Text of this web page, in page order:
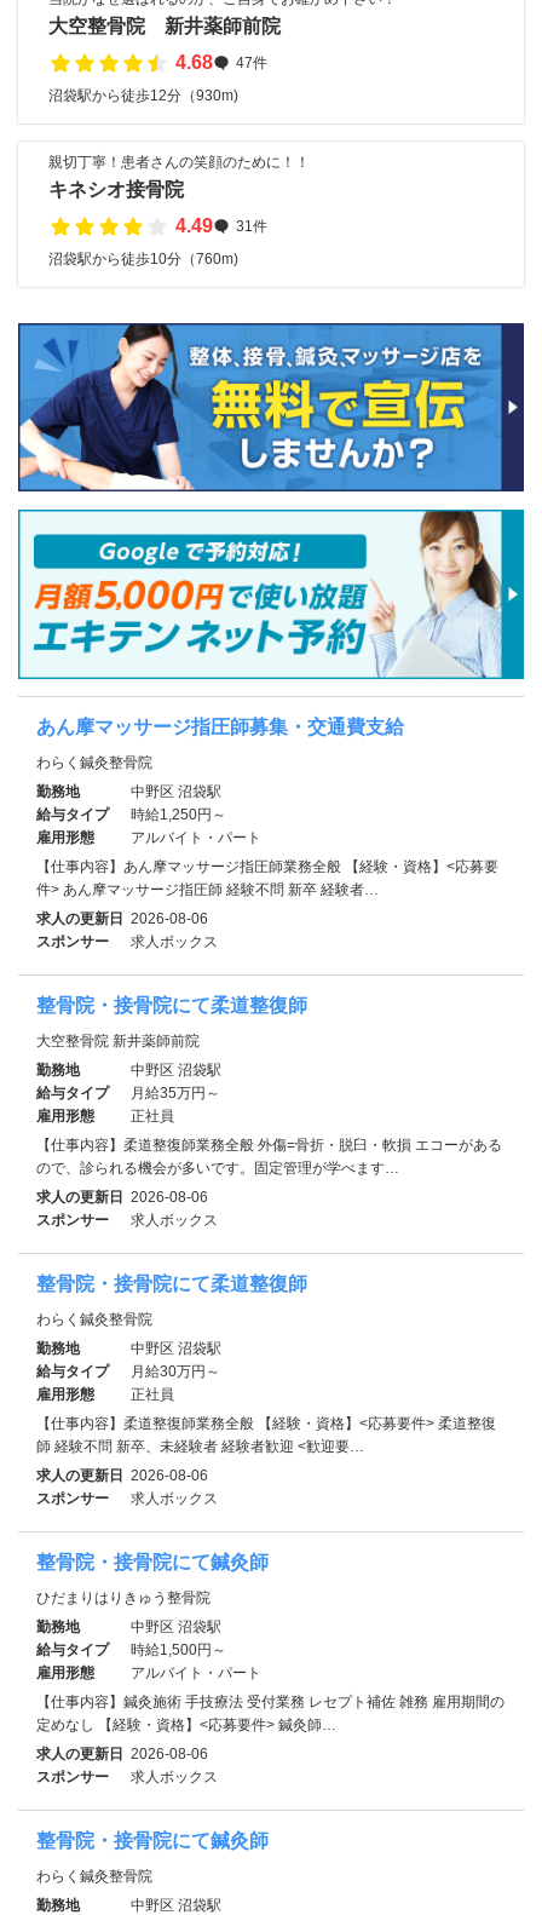
大空整骨院 新井薬師前院
4.68
47件
沼袋駅から徒歩12分（930m)
親切丁寧！患者さんの笑顔のために！！
キネシオ接骨院
4.49
31件
沼袋駅から徒歩10分（760m)
あん摩マッサージ指圧師募集・交通費支給
わらく鍼灸整骨院
勤務地
中野区 沼袋駅
給与タイプ
時給1,250円～
雇用形態
アルバイト・パート
【仕事内容】あん摩マッサージ指圧師業務全般 【経験・資格】<応募要
件> あん摩マッサージ指圧師 経験不問 新卒 経験者…
求人の更新日 2026-08-06
スポンサー
求人ボックス
整骨院・接骨院にて柔道整復師
大空整骨院 新井薬師前院
勤務地
中野区 沼袋駅
給与タイプ
月給35万円～
雇用形態
正社員
【仕事内容】柔道整復師業務全般 外傷=骨折・脱臼・軟損 エコーがある
ので、診られる機会が多いです。固定管理が学べます…
求人の更新日 2026-08-06
スポンサー
求人ボックス
整骨院・接骨院にて柔道整復師
わらく鍼灸整骨院
勤務地
中野区 沼袋駅
給与タイプ
月給30万円～
雇用形態
正社員
【仕事内容】柔道整復師業務全般 【経験・資格】<応募要件> 柔道整復
師 経験不問 新卒、未経験者 経験者歓迎 <歓迎要…
求人の更新日 2026-08-06
スポンサー
求人ボックス
整骨院・接骨院にて鍼灸師
ひだまりはりきゅう整骨院
勤務地
中野区 沼袋駅
給与タイプ
時給1,500円～
雇用形態
アルバイト・パート
【仕事内容】鍼灸施術 手技療法 受付業務 レセプト補佐 雑務 雇用期間の
定めなし 【経験・資格】<応募要件> 鍼灸師…
求人の更新日 2026-08-06
スポンサー
求人ボックス
整骨院・接骨院にて鍼灸師
わらく鍼灸整骨院
勤務地
中野区 沼袋駅